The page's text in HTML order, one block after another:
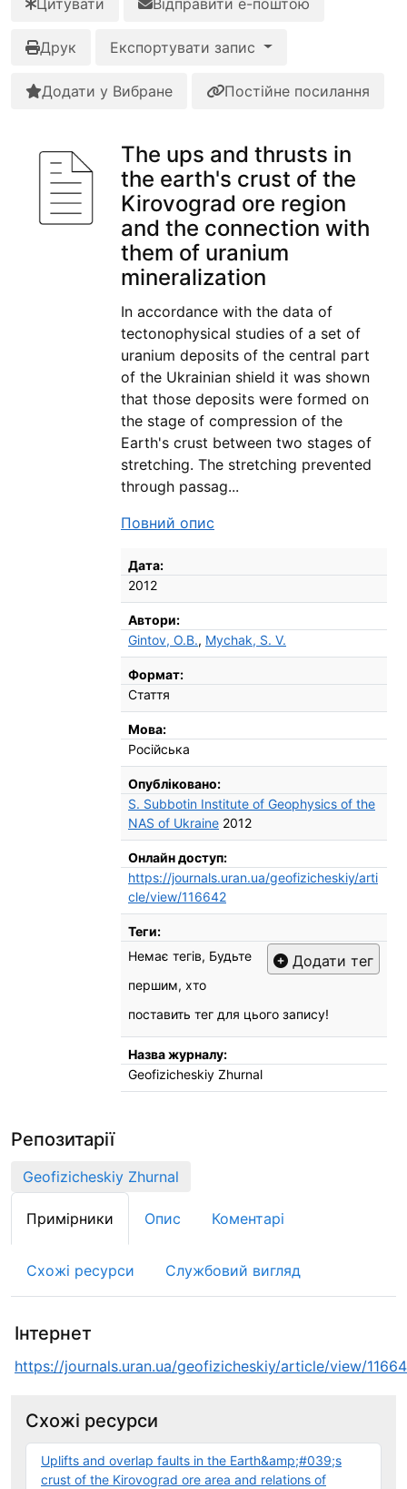
Друк Експортувати запис
Додати у Вибране Постійне посилання
The ups and thrusts in
the earth's crust of the
Kirovograd ore region
and the connection with
them of uranium
mineralization
In accordance with the data of
tectonophysical studies of a set of
uranium deposits of the central part
of the Ukrainian shield it was shown
that those deposits were formed on
the stage of compression of the
Earth's crust between two stages of
stretching. The stretching prevented
through passag...
Повний опис
Бібліографічні деталі
Дата:
2012
Автори:
Gintov, O.B., Mychak, S. V.
Формат:
Стаття
Мова:
Російська
Опубліковано:
S. Subbotin Institute of Geophysics of the
NAS of Ukraine 2012
Онлайн доступ:
https://journals.uran.ua/geofizicheskiy/arti
cle/view/116642
Теги:
Додати тег
Немає тегів, Будьте
першим, хто
поставить тег для цього запису!
Назва журналу:
Geofizicheskiy Zhurnal
Репозитарії
Geofizicheskiy Zhurnal
Примірники Опис Коментарі
Схожі ресурси Службовий вигляд
Інтернет
https://journals.uran.ua/geofizicheskiy/article/view/
Схожі ресурси
Uplifts and overlap faults in the Earth&amp;#039;s
crust of the Kirovograd ore area and relations of